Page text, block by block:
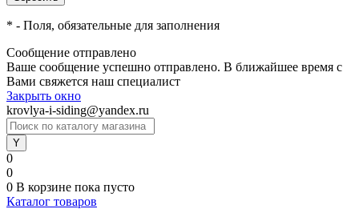
* - Поля, обязательные для заполнения
Сообщение отправлено
Ваше сообщение успешно отправлено. В ближайшее время с
Вами свяжется наш специалист
Закрыть окно
krovlya-i-siding@yandex.ru
0
0
0 В корзине пока пусто
Каталог товаров